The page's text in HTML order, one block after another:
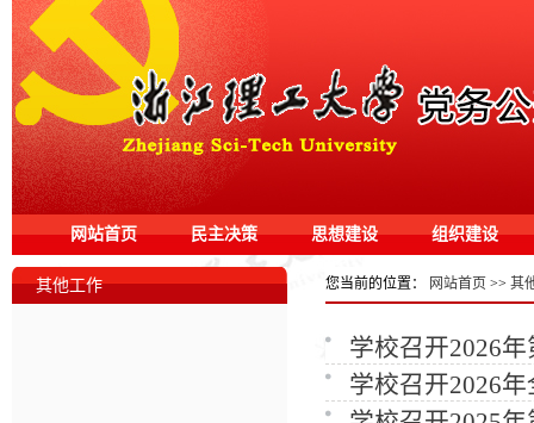
网站首页 民主决策 思想建设 组织建设
其他工作 您当前的位置： 网站首页 >> 其
学校召开2026
学校召开2026